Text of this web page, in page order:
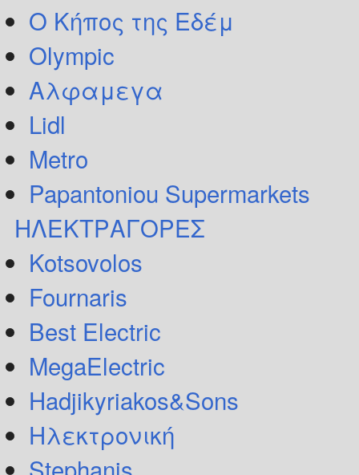
Ο Κήπος της Εδέμ
Olympic
Αλφαμεγα
Lidl
Metro
Papantoniou Supermarkets
ΗΛΕΚΤΡΑΓΟΡΕΣ
Kotsovolos
Fournaris
Best Electric
MegaElectric
Hadjikyriakos&Sons
Ηλεκτρονική